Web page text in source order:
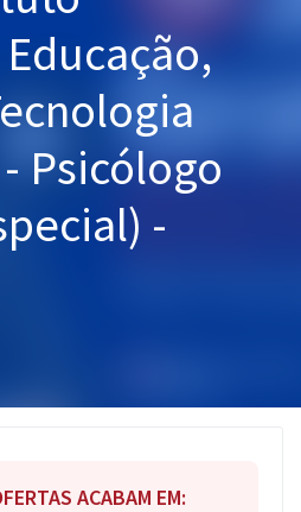
Psicólogo
-
ACABAM EM: